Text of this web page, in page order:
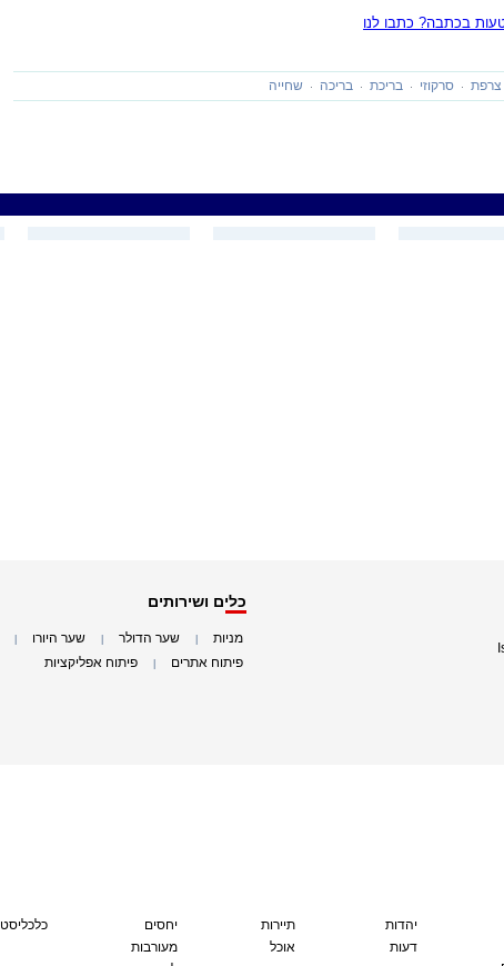
בכתבה? כתבו לנו
צרפת סרקוזי בריכת בריכה שחייה
כלים ושירותים
מניות שער הדולר שער היורו
פיתוח אתרים פיתוח אפליקציות
יהדות
דעות
תיירות
אוכל
יחסים
מעורבות
כלכליסט